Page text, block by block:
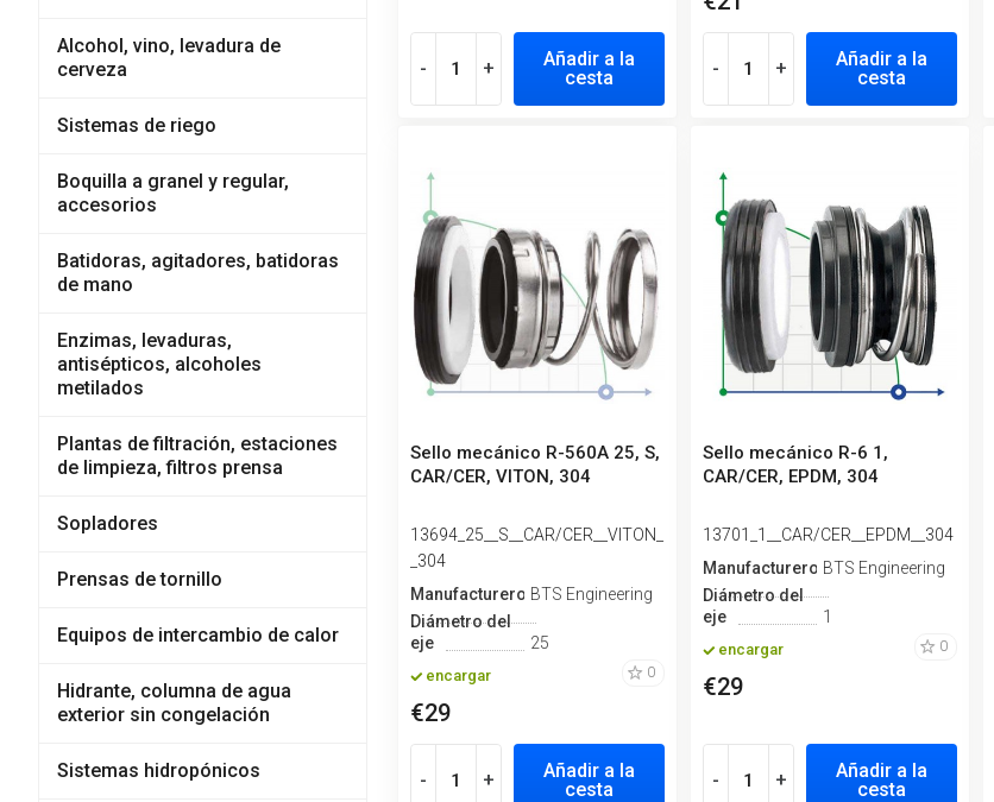
Alcohol, vino, levadura de
cerveza
Sistemas de riego
Boquilla a granel y regular,
accesorios
Batidoras, agitadores, batidoras
de mano
Enzimas, levaduras,
antisépticos, alcoholes
metilados
Plantas de filtración, estaciones
de limpieza, filtros prensa
Sopladores
Prensas de tornillo
Equipos de intercambio de calor
Hidrante, columna de agua
exterior sin congelación
Sistemas hidropónicos
- +
Añadir a la
cesta
- +
Añadir a la
cesta
Sello mecánico R-560A 25, S,
CAR/CER, VITON, 304
13694_25__S__CAR/CER__VITON_
_304
Manufacturero BTS Engineering
Diámetro del
eje
25
encargar 0
€29
- +
Añadir a la
cesta
Sello mecánico R-6 1,
CAR/CER, EPDM, 304
13701_1__CAR/CER__EPDM__304
Manufacturero BTS Engineering
Diámetro del
eje
1
encargar 0
€29
- +
Añadir a la
cesta